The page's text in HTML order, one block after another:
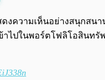
งความเห็นอย่างสนุกสน
าไปในพอร์ตโฟลิโอสินทรั